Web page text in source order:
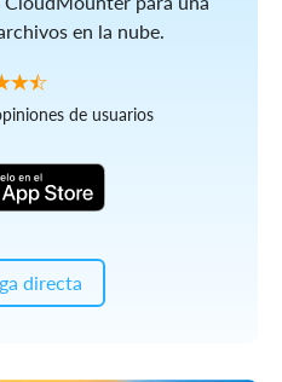
en la nube.
de usuarios
directa